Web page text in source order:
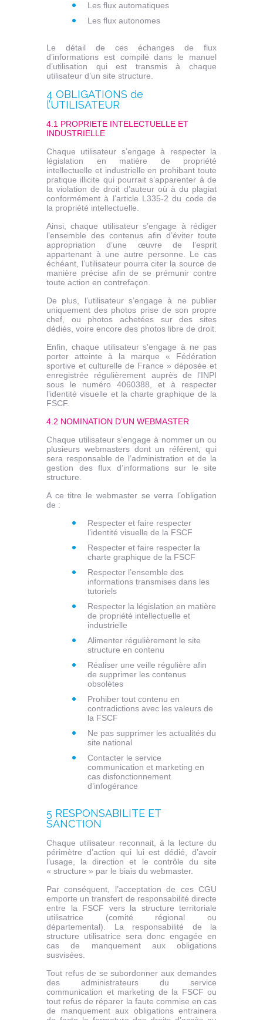
Les flux automatiques
Les flux autonomes
Le détail de ces échanges de flux
d’informations est compilé dans le manuel
d’utilisation qui est transmis à chaque
utilisateur d’un site structure.
4 OBLIGATIONS de
l’UTILISATEUR
4.1 PROPRIETE INTELECTUELLE ET
INDUSTRIELLE
Chaque utilisateur s’engage à respecter la
législation en matière de propriété
intellectuelle et industrielle en prohibant toute
pratique illicite qui pourrait s’apparenter à de
la violation de droit d’auteur où à du plagiat
conformément à l’article L335-2 du code de
la propriété intellectuelle.
Ainsi, chaque utilisateur s’engage à rédiger
l’ensemble des contenus afin d’éviter toute
appropriation d’une œuvre de l’esprit
appartenant à une autre personne. Le cas
échéant, l’utilisateur pourra citer la source de
manière précise afin de se prémunir contre
toute action en contrefaçon.
De plus, l’utilisateur s’engage à ne publier
uniquement des photos prise de son propre
chef, ou photos achetées sur des sites
dédiés, voire encore des photos libre de droit.
Enfin, chaque utilisateur s’engage à ne pas
porter atteinte à la marque « Fédération
sportive et culturelle de France » déposée et
enregistrée régulièrement auprès de l’INPI
sous le numéro 4060388, et à respecter
l’identité visuelle et la charte graphique de la
FSCF.
4.2 NOMINATION D’UN WEBMASTER
Chaque utilisateur s’engage à nommer un ou
plusieurs webmasters dont un référent, qui
sera responsable de l’administration et de la
gestion des flux d’informations sur le site
structure.
A ce titre le webmaster se verra l’obligation
de :
Respecter et faire respecter
l’identité visuelle de la FSCF
Respecter et faire respecter la
charte graphique de la FSCF
Respecter l’ensemble des
informations transmises dans les
tutoriels
Respecter la législation en matière
de propriété intellectuelle et
industrielle
Alimenter régulièrement le site
structure en contenu
Réaliser une veille régulière afin
de supprimer les contenus
obsolètes
Prohiber tout contenu en
contradictions avec les valeurs de
la FSCF
Ne pas supprimer les actualités du
site national
Contacter le service
communication et marketing en
cas disfonctionnement
d’infogérance
5 RESPONSABILITE ET
SANCTION
Chaque utilisateur reconnait, à la lecture du
périmètre d’action qui lui est dédié, d’avoir
l’usage, la direction et le contrôle du site
« structure » par le biais du webmaster.
Par conséquent, l’acceptation de ces CGU
emporte un transfert de responsabilité directe
entre la FSCF vers la structure territoriale
utilisatrice (comité régional ou
départemental). La responsabilité de la
structure utilisatrice sera donc engagée en
cas de manquement aux obligations
susvisées.
Tout refus de se subordonner aux demandes
des administrateurs du service
communication et marketing de la FSCF ou
tout refus de réparer la faute commise en cas
de manquement aux obligations entrainera